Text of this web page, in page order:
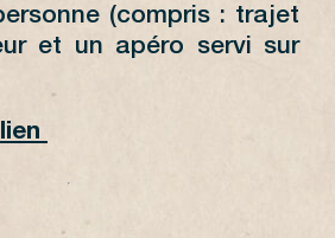
(compris : trajet
et un apéro servi sur
lien